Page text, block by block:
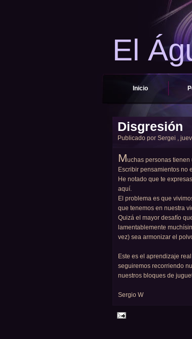
El
Inicio
Disgresión
Publicado por Sergei ,
Muchas personas
Escribir pensamientos no
He notado que te
aquí.
El problema es que
que tenemos en nuestra
Quizá el mayor desafío
lamentablemente
vez) sea armonizar el
Este es el aprendizaje
seguiremos recorriendo
nuestros bloques de
Sergio W